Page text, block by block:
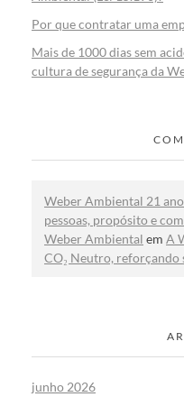
Por que contratar uma
Mais de 1000 dias sem
cultura de segurança da
Weber Ambiental 21
pessoas, propósito e
Weber Ambiental em A
CO₂ Neutro, reforçando
junho 2026